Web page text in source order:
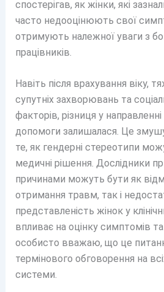
спостерігав, як жінки, які
часто недооцінюють свої
отримують належної уваги з
працівників.
Навіть після врахування віку,
супутніх захворювань та
факторів, різниця у направленні
допомоги залишалася. Це
те, як гендерні стереотипи
медичні рішення. Дослідники
причинами можуть бути як
отримання травм, так і
представленість жінок у
впливає на оцінку симптомів та
особисто вважаю, що це
термінового обговорення на
системи.